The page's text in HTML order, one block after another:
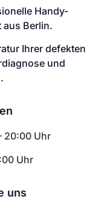
Handy-
aus Berlin.
Ihrer defekten
und
20:00 Uhr
Uhr
uns